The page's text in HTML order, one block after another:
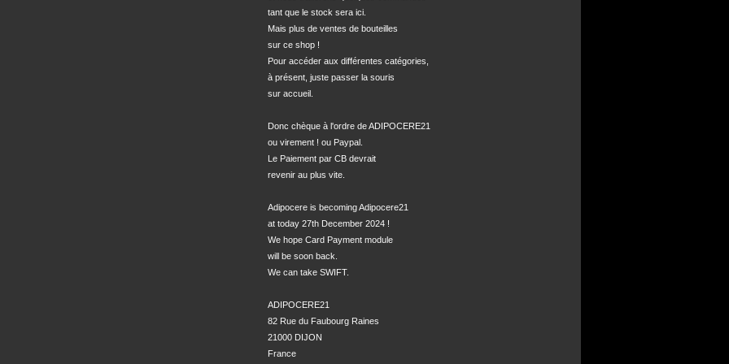
tant que le stock sera ici.
Mais plus de ventes de bouteilles
sur ce shop !
Pour accéder aux différentes catégories,
à présent, juste passer la souris
sur accueil.
Donc chèque à l'ordre de ADIPOCERE21
ou virement ! ou Paypal.
Le Paiement par CB devrait
revenir au plus vite.
Adipocere is becoming Adipocere21
at today 27th December 2024 !
We hope Card Payment module
will be soon back.
We can take SWIFT.
ADIPOCERE21
82 Rue du Faubourg Raines
21000 DIJON
France